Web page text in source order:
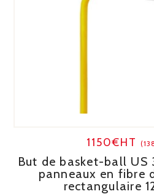
1150€HT
But de basket-ball US
panneaux en fibre
rectangulaire